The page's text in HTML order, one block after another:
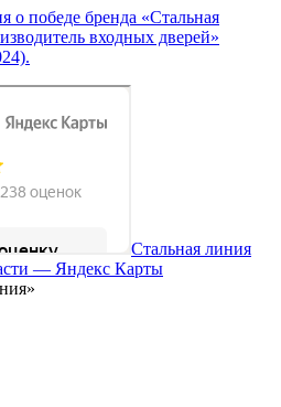
о победе бренда «Стальная
входных дверей»
Стальная линия
— Яндекс Карты